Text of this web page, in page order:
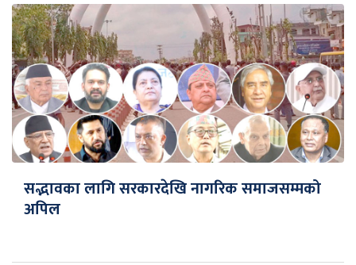
सद्भावका लागि सरकारदेखि नागरिक समाजसम्मको
अपिल